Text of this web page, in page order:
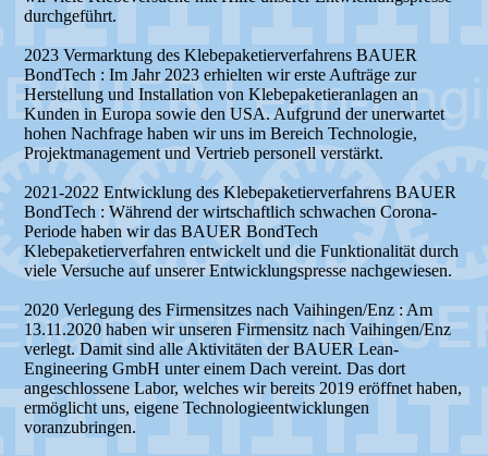
durchgeführt.
2023 Vermarktung des Klebepaketierverfahrens BAUER
BondTech : Im Jahr 2023 erhielten wir erste Aufträge zur
Herstellung und Installation von Klebepaketieranlagen an
Kunden in Europa sowie den USA. Aufgrund der unerwartet
hohen Nachfrage haben wir uns im Bereich Technologie,
Projektmanagement und Vertrieb personell verstärkt.
2021-2022 Entwicklung des Klebepaketierverfahrens BAUER
BondTech : Während der wirtschaftlich schwachen Corona-
Periode haben wir das BAUER BondTech
Klebepaketierverfahren entwickelt und die Funktionalität durch
viele Versuche auf unserer Entwicklungspresse nachgewiesen.
2020 Verlegung des Firmensitzes nach Vaihingen/Enz : Am
13.11.2020 haben wir unseren Firmensitz nach Vaihingen/Enz
verlegt. Damit sind alle Aktivitäten der BAUER Lean-
Engineering GmbH unter einem Dach vereint. Das dort
angeschlossene Labor, welches wir bereits 2019 eröffnet haben,
ermöglicht uns, eigene Technologieentwicklungen
voranzubringen.